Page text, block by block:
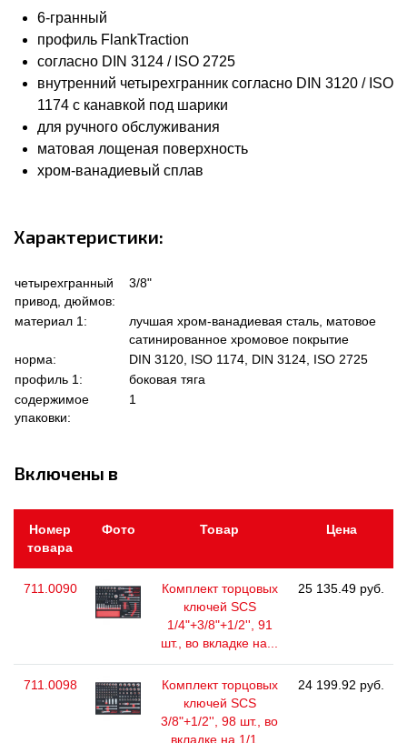
6-гранный
профиль FlankTraction
согласно DIN 3124 / ISO 2725
внутренний четырехгранник согласно DIN 3120 / ISO
1174 с канавкой под шарики
для ручного обслуживания
матовая лощеная поверхность
хром-ванадиевый сплав
Характеристики:
четырехгранный
привод, дюймов:
3/8"
материал 1:
лучшая хром-ванадиевая сталь, матовое
сатинированное хромовое покрытие
норма:
DIN 3120, ISO 1174, DIN 3124, ISO 2725
профиль 1:
боковая тяга
содержимое
упаковки:
1
Включены в
Номер
товара
Фото Товар Цена
711.0090
Комплект торцовых
ключей SCS
1/4"+3/8"+1/2'', 91
шт., во вкладке на...
25 135.49 руб.
711.0098
Комплект торцовых
ключей SCS
3/8"+1/2'', 98 шт., во
вкладке на 1/1...
24 199.92 руб.